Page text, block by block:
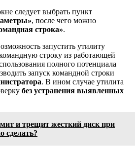
следует выбрать пункт
, после чего можно
строка».
запустить утилиту
строку из работающей
полного потенциала
запуск командной строки
. В ином случае утилита
без устранения выявленных
и трещит жесткий диск при
сделать?